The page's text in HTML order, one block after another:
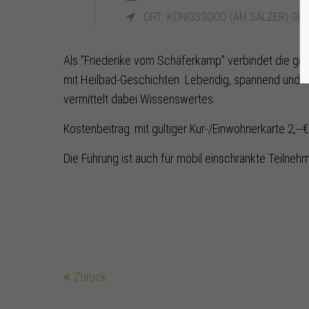
ORT: KÖNIGSSOOD (AM SÄLZER)
Als "Friederike vom Schäferkamp" verbindet die
mit Heilbad-Geschichten. Lebendig, spannend und
vermittelt dabei Wissenswertes.
Kostenbeitrag: mit gültiger Kur-/Einwohnerkarte 2,--
Die Führung ist auch für mobil einschränkte
Zurück